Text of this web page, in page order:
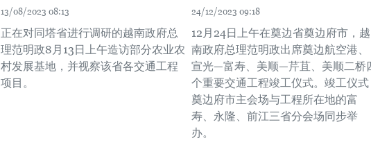
13/08/2023 08:13
正在对同塔省进行调研的越南政府总
理范明政8月13日上午造访部分农业农
村发展基地，并视察该省各交通工程
项目。
24/12/2023 09:18
12月24日上午在奠边省奠边府市，越
南政府总理范明政出席奠边航空港、
宣光—富寿、美顺—芹苴、美顺二桥
个重要交通工程竣工仪式。竣工仪式
奠边府市主会场与工程所在地的富
寿、永隆、前江三省分会场同步举
办。